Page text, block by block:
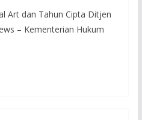
Art dan Tahun Cipta Ditjen
– Kementerian Hukum